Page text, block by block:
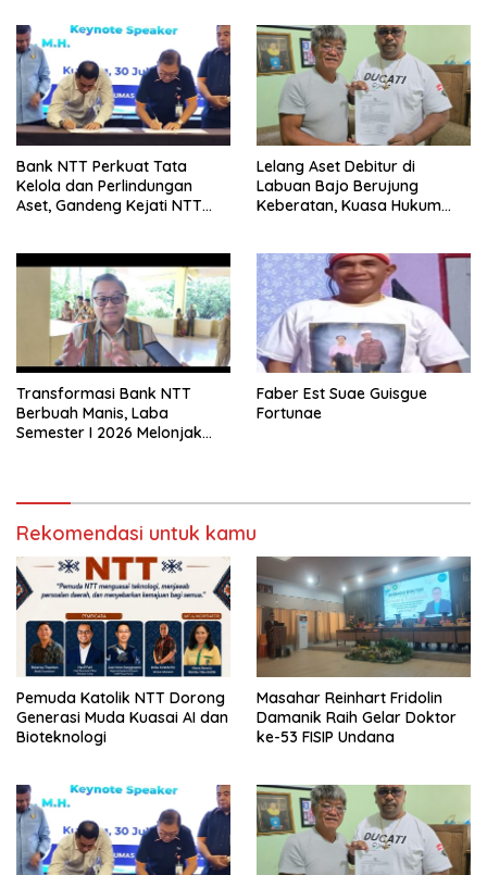
Bank NTT Perkuat Tata
Kelola dan Perlindungan
Aset, Gandeng Kejati NTT
Lelang Aset Debitur di
Labuan Bajo Berujung
Keberatan, Kuasa Hukum
Transformasi Bank NTT
Berbuah Manis, Laba
Semester I 2026 Melonjak
Faber Est Suae Guisgue
Fortunae
Rekomendasi untuk kamu
Pemuda Katolik NTT Dorong
Generasi Muda Kuasai AI dan
Bioteknologi
Masahar Reinhart Fridolin
Damanik Raih Gelar Doktor
ke-53 FISIP Undana